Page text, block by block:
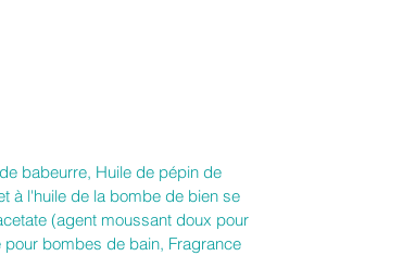
babeurre, Huile de pépin de
à l'huile de la bombe de bien se
(agent moussant doux pour
bombes de bain, Fragrance